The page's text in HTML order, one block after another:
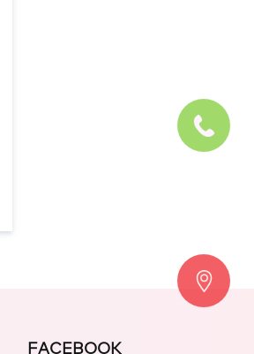
FACEBOOK